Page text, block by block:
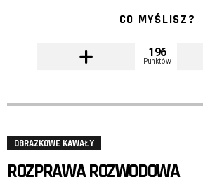
CO MYŚLISZ?
196
Punktów
OBRAZKOWE KAWAŁY
ROZPRAWA ROZWODOWA